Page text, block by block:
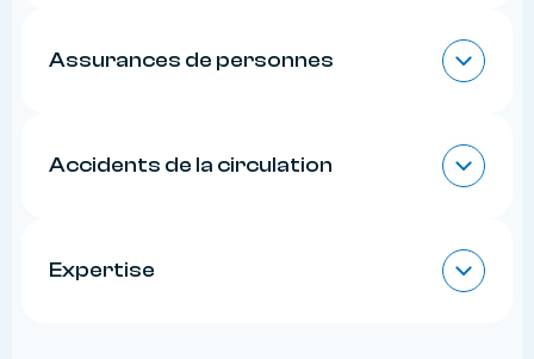
Assurance auto
Assurances de personnes
Assurance vie
Accidents de la circulation
Application convention IRCA : échanges
Expertise